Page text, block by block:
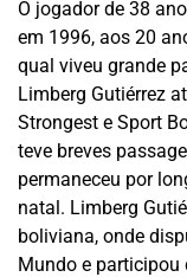
O jogador de 38
em 1996, aos 20
qual viveu grande
Limberg Gutiérrez
Strongest e Sport
teve breves
permaneceu por
natal. Limberg
boliviana, onde
Mundo e participou